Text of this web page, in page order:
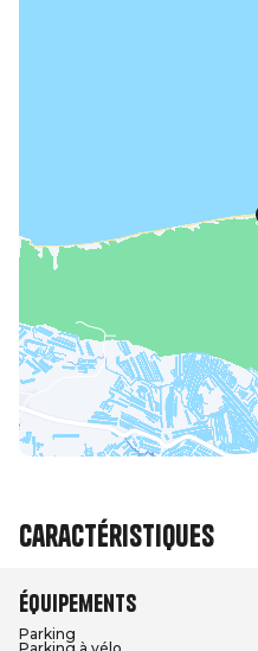
Caractéristiques
Équipements
Parking